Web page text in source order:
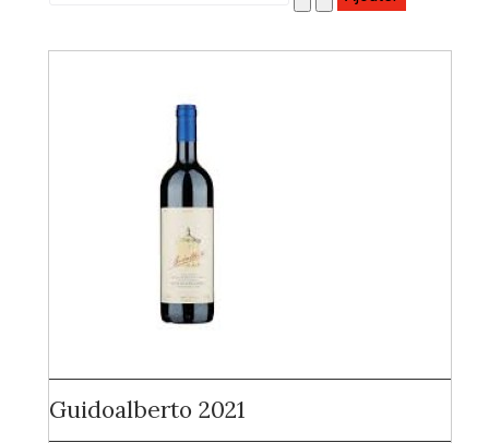
Guidoalberto 2021